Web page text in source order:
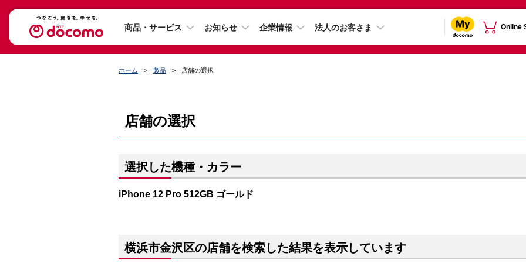
商品・サービス お知らせ 企業情報 法人のお客さま Online
ホーム 製品 店舗の選択
店舗の選択
選択した機種・カラー
iPhone 12 Pro 512GB ゴールド
横浜市金沢区の店舗を検索した結果を表示しています